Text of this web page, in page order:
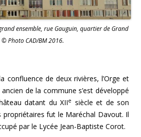
ensemble, rue Gauguin, quartier de Grand
Photo CAD/BM 2016.
confluence de deux rivières, l’Orge et
ancien de la commune s’est développé
datant du XIIe siècle et de son
propriétaires fut le Maréchal Davout. Il
par le Lycée Jean-Baptiste Corot.